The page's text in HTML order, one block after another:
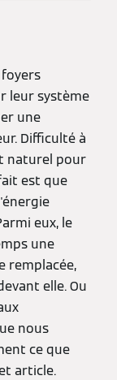
leur système
une
Difficulté à
naturel pour
est que
eux, le
une
remplacée,
elle. Ou
nous
ce que
article.